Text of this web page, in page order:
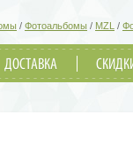
/ Фотоальбомы / MZL /
ДОСТАВКА